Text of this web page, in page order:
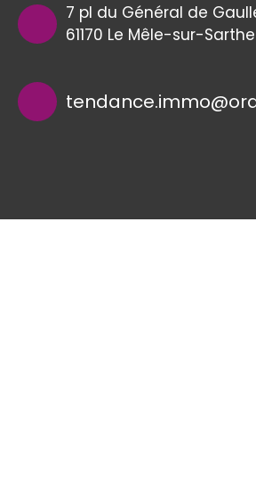
7 pl du Général de
61170 Le Mêle-sur-Sarthe